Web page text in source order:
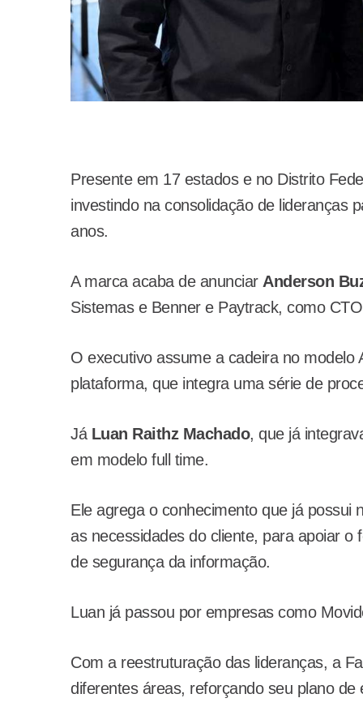
Presente em 17 estados e no Distrito
investindo na consolidação de lideranças
anos.
A marca acaba de anunciar Anderson
Sistemas e Benner e Paytrack, como
O executivo assume a cadeira no
plataforma, que integra uma série de
Já Luan Raithz Machado, que já
em modelo full time.
Ele agrega o conhecimento que já possui
as necessidades do cliente, para apoiar
de segurança da informação.
Luan já passou por empresas como
Com a reestruturação das lideranças, a
diferentes áreas, reforçando seu plano